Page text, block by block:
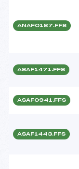
ANAF0187.FFS
ASAF1471.FFS
ASAF0941.FFS
ASAF1443.FFS